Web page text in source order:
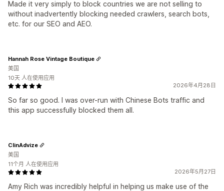
Made it very simply to block countries we are not selling to
without inadvertently blocking needed crawlers, search bots,
etc. for our SEO and AEO.
2026年4月28日
So far so good. I was over-run with Chinese Bots traffic and
this app successfully blocked them all.
Hannah Rose Vintage Boutique
美国
10天 人在使用应用
2026年5月27日
Amy Rich was incredibly helpful in helping us make use of the
ClinAdvize
美国
11个月 人在使用应用